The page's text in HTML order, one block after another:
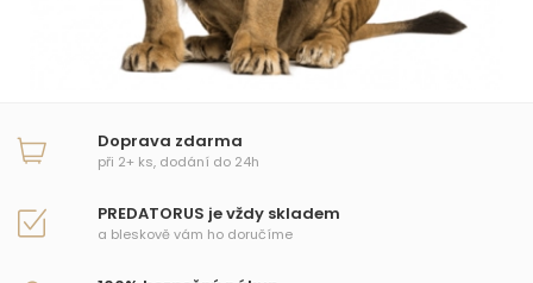
Doprava zdarma
při 2+ ks, dodání do 24h
PREDATORUS je vždy skladem
a bleskově vám ho doručíme